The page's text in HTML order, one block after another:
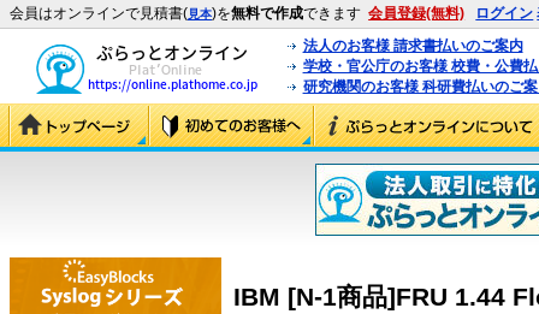
会員はオンラインで見積書(見本)を無料で作成できます 会員登録(無料) ログイン
法人のお客様 請求書払いのご案内
学校・官公庁のお客様 校費・公費
研究機関のお客様 科研費払いのご
IBM [N-1商品]FRU 1.44